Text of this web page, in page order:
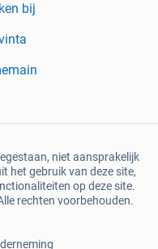
bij
niet aansprakelijk
het gebruik van deze site,
op deze site.
rechten voorbehouden.